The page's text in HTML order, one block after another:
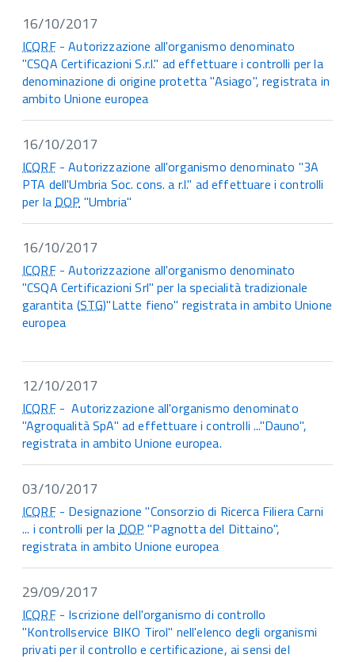
16/10/2017
ICQRF- Autorizzazione all'organismo denominato
"CSQA Certificazioni S.r.l." ad effettuare i controlli per la
denominazione di origine protetta "Asiago", registrata in
ambito Unione europea
16/10/2017
ICQRF- Autorizzazione all'organismo denominato "3A
PTA dell'Umbria Soc. cons. a r.l." ad effettuare i controlli
per laDOP "Umbria"
16/10/2017
ICQRF- Autorizzazione all'organismo denominato
"CSQA Certificazioni Srl" per la specialità tradizionale
garantita (STG)"Latte fieno" registrata in ambito Unione
europea
12/10/2017
ICQRF- Autorizzazione all'organismo denominato
"Agroqualità SpA" ad effettuare i controlli ..."Dauno",
registrata in ambito Unione europea.
03/10/2017
ICQRF- Designazione "Consorzio di Ricerca Filiera Carni
... i controlli per laDOP "Pagnotta del Dittaino",
registrata in ambito Unione europea
29/09/2017
ICQRF- Iscrizione dell'organismo di controllo
"Kontrollservice BIKO Tirol" nell'elenco degli organismi
privati per il controllo e certificazione, ai sensi del